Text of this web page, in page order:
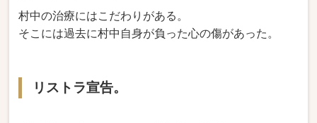
村中の治療にはこだわりがある。
そこには過去に村中自身が負った心の傷があった。
リストラ宣告。